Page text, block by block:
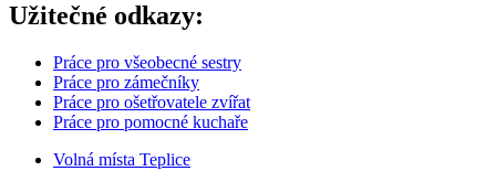
Užitečné odkazy:
Práce pro všeobecné sestry
Práce pro zámečníky
Práce pro ošetřovatele zvířat
Práce pro pomocné kuchaře
Volná místa Teplice